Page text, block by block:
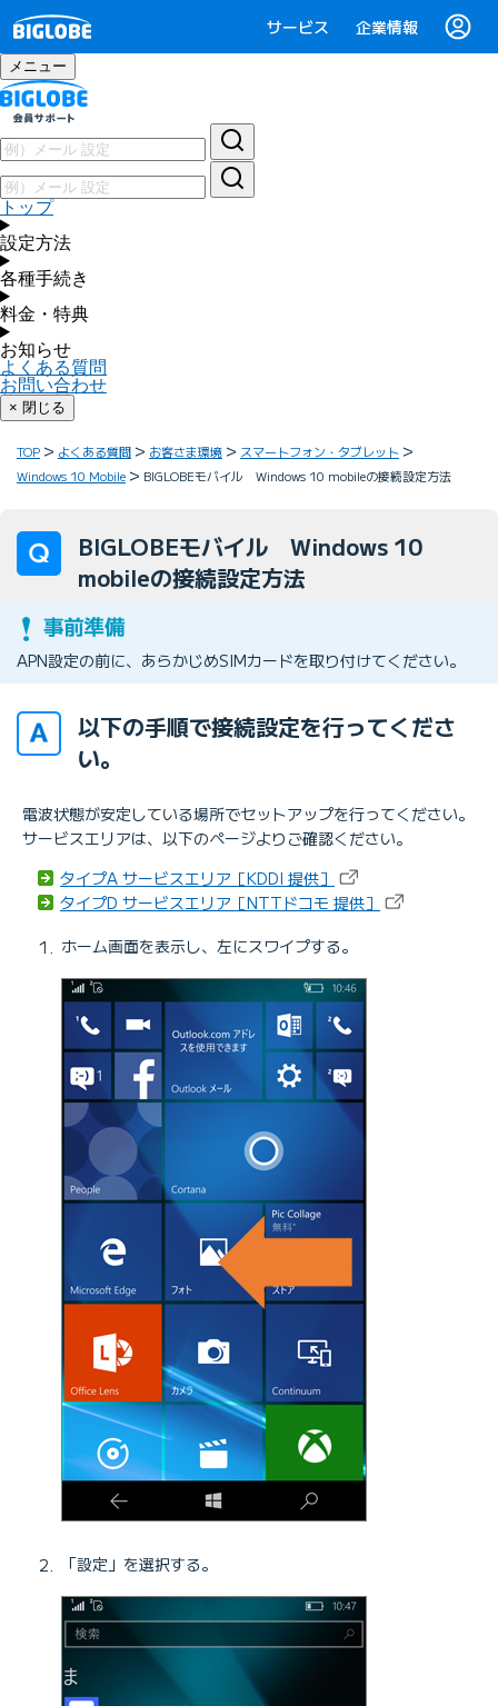
サービス 企業情報
メニュー
トップ
設定方法
各種手続き
料金・特典
お知らせ
よくある質問
お問い合わせ
× 閉じる
TOP よくある質問 お客さま環境
スマートフォン・タブレット
Windows 10 Mobile
BIGLOBEモバイル Windows 10 mobileの接続設定方法
BIGLOBEモバイル Windows 10
mobileの接続設定方法
APN設定の前に、あらかじめSIMカードを取り付けてください。
以下の手順で接続設定を行ってくださ
い。
電波状態が安定している場所でセットアップを行ってください。
サービスエリアは、以下のページよりご確認ください。
タイプA サービスエリア［KDDI 提供］
タイプD サービスエリア［NTTドコモ 提供］
ホーム画面を表示し、左にスワイプする。
「設定」を選択する。